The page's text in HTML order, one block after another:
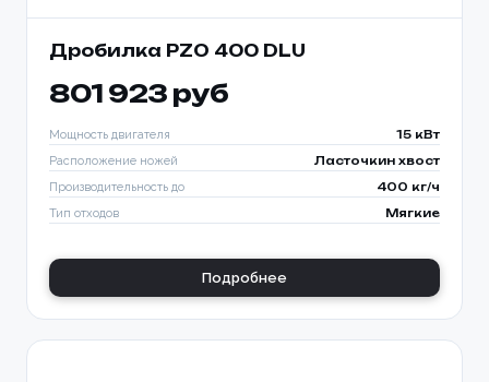
Дробилка PZO 400 DLU
801 923 руб
Мощность двигателя 15 кВт
Расположение ножей Ласточкин хвост
Производительность до 400 кг/ч
Тип отходов Мягкие
Подробнее